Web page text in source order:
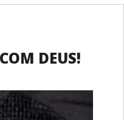
DEUS!